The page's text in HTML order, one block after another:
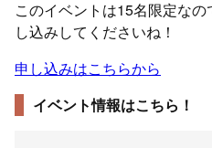
このイベントは15名限定な
し込みしてくださいね！
申し込みはこちらから
イベント情報はこちら！